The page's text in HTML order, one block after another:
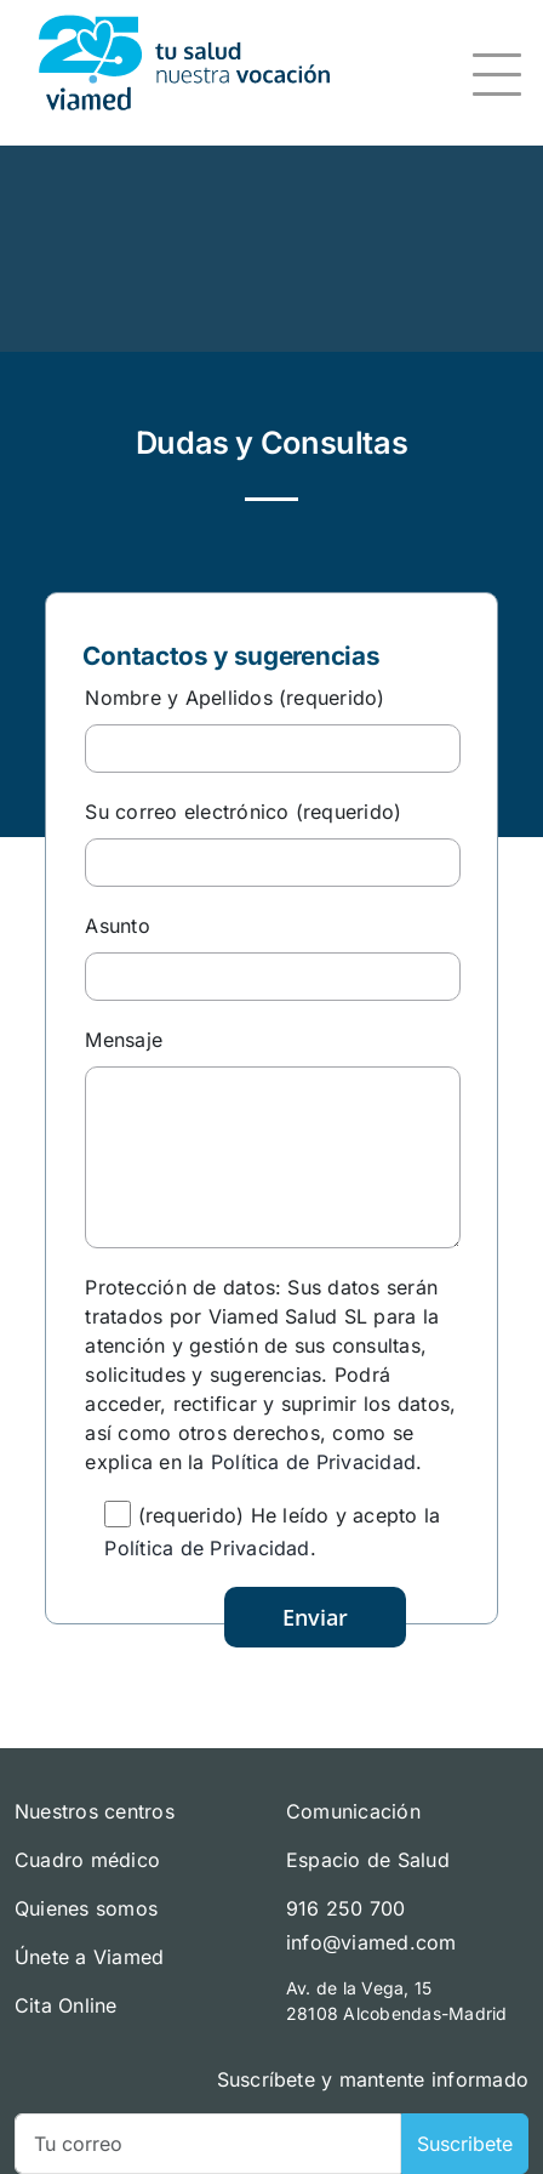
Saltar
contenido
Dudas y Consultas
Contactos y sugerencias
Nombre y Apellidos (requerido)
Su correo electrónico (requerido)
Asunto
Mensaje
Protección de datos: Sus datos serán
tratados por Viamed Salud SL para la
atención y gestión de sus consultas,
solicitudes y sugerencias. Podrá
acceder, rectificar y suprimir los datos,
así como otros derechos, como se
explica en la Política de Privacidad.
(requerido) He leído y acepto la
Política de Privacidad.
Nuestros centros
Cuadro médico
Quienes somos
Únete a Viamed
Cita Online
Comunicación
Espacio de Salud
916 250 700
info@viamed.com
Av. de la Vega, 15
28108 Alcobendas-Madrid
Suscríbete y mantente informado
Suscribete